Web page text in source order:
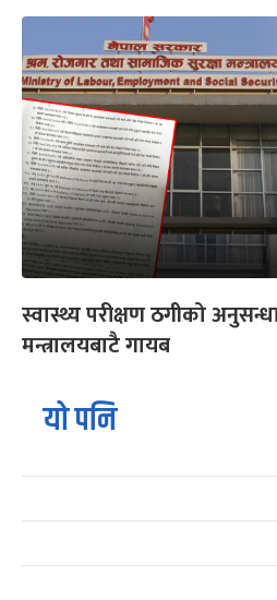
स्वास्थ्य परीक्षण ठगीको
मन्त्रालयबाटै गायब
यो पनि